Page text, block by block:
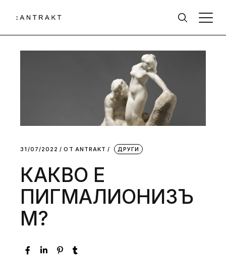
31/07/2022 ОТ АNTRAKT ДРУГИ
КАКВО Е
ПИГМАЛИОНИЗЪ
М?